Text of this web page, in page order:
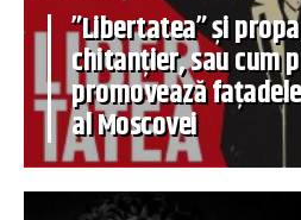
”Libertatea” și
chitanțier, sau cum
promovează
al Moscovei